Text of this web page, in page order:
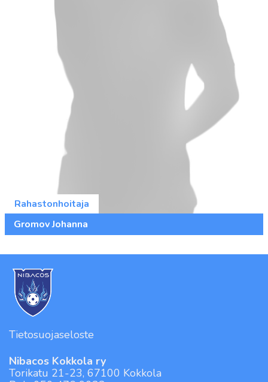
Rahastonhoitaja
Gromov Johanna
Tietosuojaseloste
Nibacos Kokkola ry
Torikatu 21-23, 67100 Kokkola